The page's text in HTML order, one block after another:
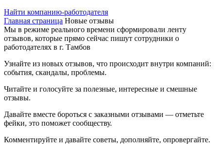
Найти компанию-работодателя
Главная страница Новые отзывы
Мы в режиме реального времени сформировали ленту
отзывов, которые прямо сейчас пишут сотрудники о
работодателях в г. Тамбов
Узнайте из новых отзывов, что происходит внутри компаний:
события, скандалы, проблемы.
Читайте и голосуйте за полезные, интересные и смешные
отзывы.
Давайте вместе бороться с заказными отзывами — отметьте
фейки, это поможет сообществу.
Комментируйте и давайте советы, дополняйте, опровергайте.